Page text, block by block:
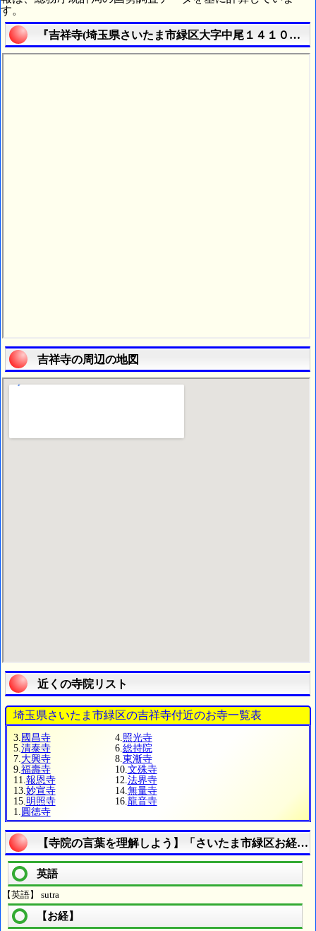
す。
『吉祥寺(埼玉県さいたま市緑区大字中尾１４１０番
吉祥寺の周辺の地図
近くの寺院リスト
埼玉県さいたま市緑区の吉祥寺付近のお寺一覧表
3. 國昌寺 4. 照光寺
5. 清泰寺 6. 総持院
7. 大興寺 8. 東漸寺
9. 福壽寺 10. 文殊寺
11. 報恩寺 12. 法界寺
13. 妙宣寺 14. 無量寺
15. 明照寺 16. 龍音寺
1.
圓徳寺
【寺院の言葉を理解しよう】「さいたま市緑区お経を
英語
【英語】 sutra
【お経】